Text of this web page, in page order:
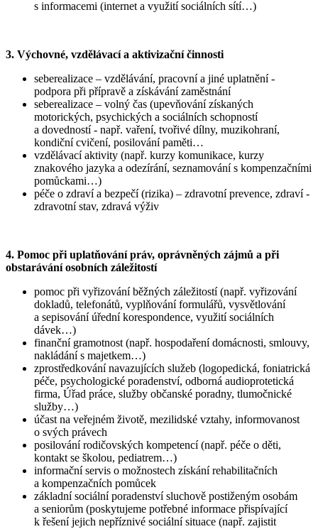
s informacemi (internet a využití sociálních sítí…)
3. Výchovné, vzdělávací a aktivizační činnosti
seberealizace – vzdělávání, pracovní a jiné uplatnění -
podpora při přípravě a získávání zaměstnání
seberealizace – volný čas (upevňování získaných
motorických, psychických a sociálních schopností
a dovedností - např. vaření, tvořivé dílny, muzikohraní,
kondiční cvičení, posilování paměti…
vzdělávací aktivity (např. kurzy komunikace, kurzy
znakového jazyka a odezírání, seznamování s kompenzačními
pomůckami…)
péče o zdraví a bezpečí (rizika) – zdravotní prevence, zdraví -
zdravotní stav, zdravá výživ
4. Pomoc při uplatňování práv, oprávněných zájmů a při
obstarávání osobních záležitostí
pomoc při vyřizování běžných záležitostí (např. vyřizování
dokladů, telefonátů, vyplňování formulářů, vysvětlování
a sepisování úřední korespondence, využití sociálních
dávek…)
finanční gramotnost (např. hospodaření domácnosti, smlouvy,
nakládání s majetkem…)
zprostředkování navazujících služeb (logopedická, foniatrická
péče, psychologické poradenství, odborná audioprotetická
firma, Úřad práce, služby občanské poradny, tlumočnické
služby…)
účast na veřejném životě, mezilidské vztahy, informovanost
o svých právech
posilování rodičovských kompetencí (např. péče o děti,
kontakt se školou, pediatrem…)
informační servis o možnostech získání rehabilitačních
a kompenzačních pomůcek
základní sociální poradenství sluchově postiženým osobám
a seniorům (poskytujeme potřebné informace přispívající
k řešení jejich nepříznivé sociální situace (např. zajistit